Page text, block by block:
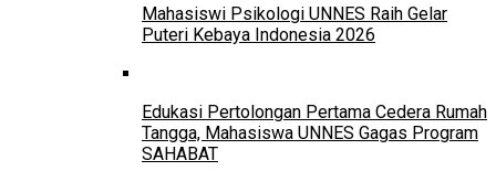
Mahasiswi Psikologi UNNES Raih Gelar
Puteri Kebaya Indonesia 2026
Edukasi Pertolongan Pertama Cedera Rumah
Tangga, Mahasiswa UNNES Gagas Program
SAHABAT